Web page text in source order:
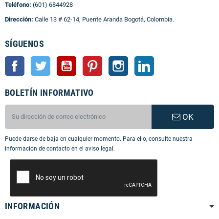
Teléfono: (601) 6844928
Dirección: Calle 13 # 62-14, Puente Aranda Bogotá, Colombia.
SÍGUENOS
Facebook Twitter YouTube Pinterest Instagram
BOLETÍN INFORMATIVO
OK
Puede darse de baja en cualquier momento. Para ello, consulte nuestra
información de contacto en el aviso legal.
INFORMACIÓN